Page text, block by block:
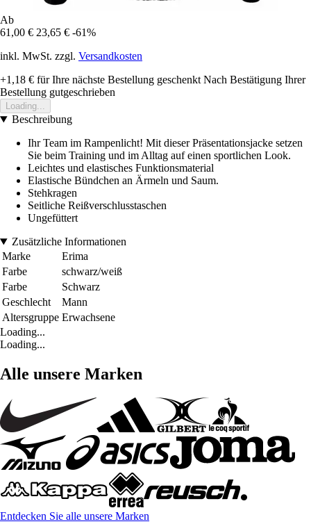
Ab
61,00 € 23,65 € -61%
inkl. MwSt. zzgl. Versandkosten
+1,18 € für Ihre nächste Bestellung geschenkt Nach Bestätigung Ihrer
Bestellung gutgeschrieben
Loading...
Beschreibung
Ihr Team im Rampenlicht! Mit dieser Präsentationsjacke setzen
Sie beim Training und im Alltag auf einen sportlichen Look.
Leichtes und elastisches Funktionsmaterial
Elastische Bündchen an Ärmeln und Saum.
Stehkragen
Seitliche Reißverschlusstaschen
Ungefüttert
Zusätzliche Informationen
Marke
Erima
Farbe
schwarz/weiß
Farbe
Schwarz
Geschlecht
Mann
Altersgruppe Erwachsene
Loading...
Loading...
Alle unsere Marken
Entdecken Sie alle unsere Marken